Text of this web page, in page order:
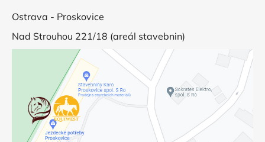
Ostrava - Proskovice
Nad Strouhou 221/18 (areál stavebnin)